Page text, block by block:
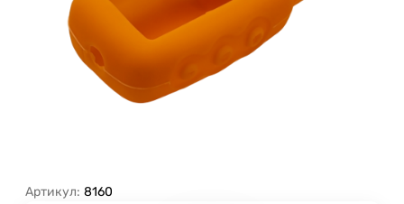
Артикул: 8160